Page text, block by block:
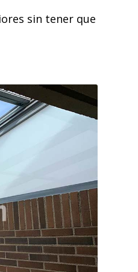
sin tener que